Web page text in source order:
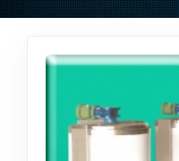
NASIL ÇALIŞIR?
YARDIM